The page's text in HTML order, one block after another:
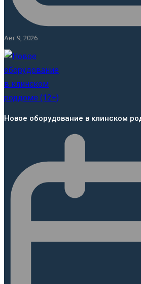
Авг 9, 2026
Новое оборудование в клинском